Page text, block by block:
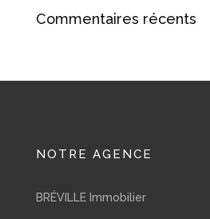
Commentaires récents
NOTRE AGENCE
BRÉVILLE Immobilier